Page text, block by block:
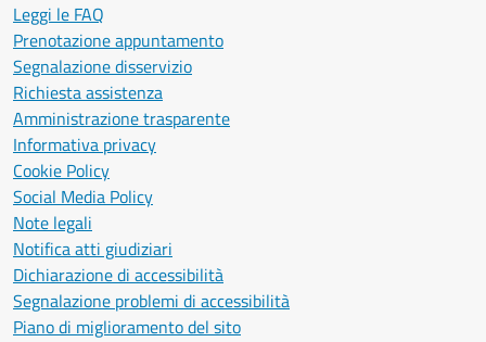
Leggi le FAQ
Prenotazione appuntamento
Segnalazione disservizio
Richiesta assistenza
Amministrazione trasparente
Informativa privacy
Cookie Policy
Social Media Policy
Note legali
Notifica atti giudiziari
Dichiarazione di accessibilità
Segnalazione problemi di accessibilità
Piano di miglioramento del sito